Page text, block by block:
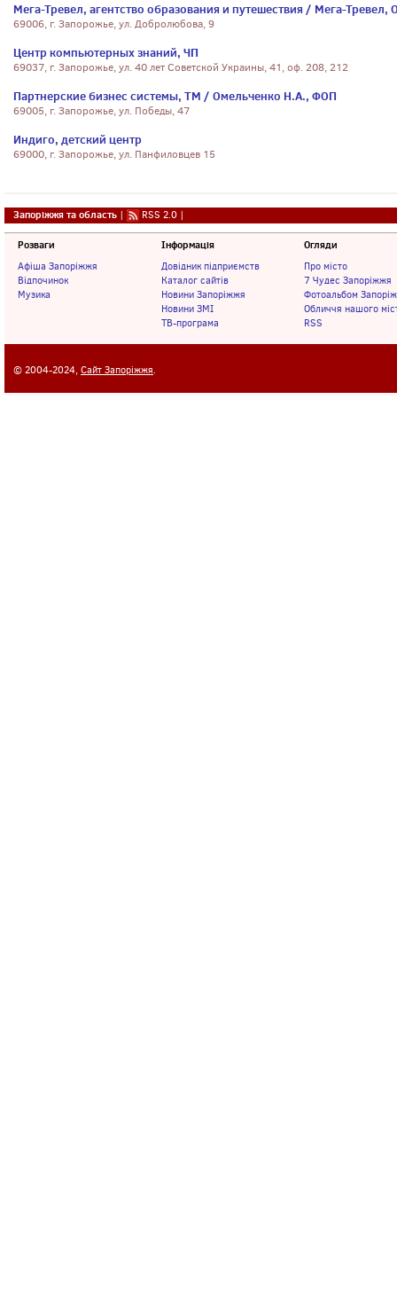
Мега-Тревел, агентство образования и путешествия / Мега-Тревел,
69006, г. Запорожье, ул. Добролюбова, 9
Центр компьютерных знаний, ЧП
69037, г. Запорожье, ул. 40 лет Советской Украины, 41, оф. 208, 212
Партнерские бизнес системы, ТМ / Омельченко Н.А., ФОП
69005, г. Запорожье, ул. Победы, 47
Индиго, детский центр
69000, г. Запорожье, ул. Панфиловцев 15
Запоріжжя та область | RSS 2.0 |
Розваги
Афіша Запоріжжя
Відпочинок
Музика
Інформація
Довідник підприємств
Каталог сайтів
Новини Запоріжжя
Новини ЗМІ
ТВ-програма
Огляди
Про місто
7 Чудес Запоріжжя
Фотоальбом
Обличчя нашого
RSS
© 2004-2024, Сайт Запоріжжя.